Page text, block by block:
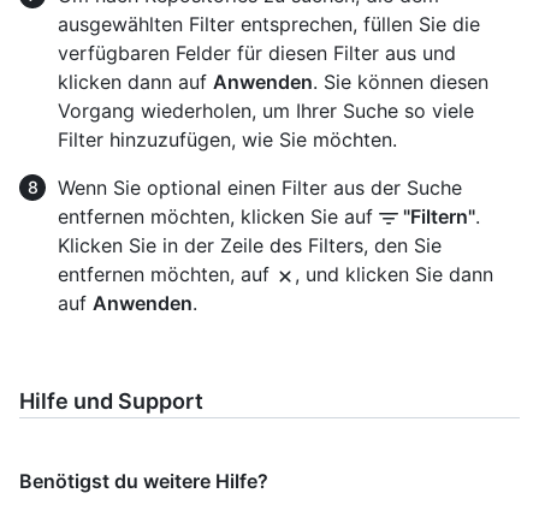
ausgewählten Filter entsprechen, füllen Sie die
verfügbaren Felder für diesen Filter aus und
klicken dann auf Anwenden. Sie können diesen
Vorgang wiederholen, um Ihrer Suche so viele
Filter hinzuzufügen, wie Sie möchten.
Wenn Sie optional einen Filter aus der Suche
entfernen möchten, klicken Sie auf
"Filtern".
Klicken Sie in der Zeile des Filters, den Sie
entfernen möchten, auf
, und klicken Sie dann
auf Anwenden.
Hilfe und Support
Benötigst du weitere Hilfe?